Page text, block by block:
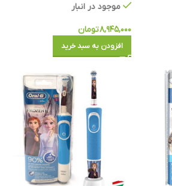
موجود در انبار
۸,۹۴۵,۰۰۰تومان
افزودن به سبد خرید